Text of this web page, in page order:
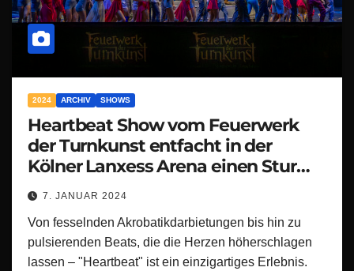
2024 ARCHIV SHOWS
Heartbeat Show vom Feuerwerk
der Turnkunst entfacht in der
Kölner Lanxess Arena einen Sturm
der Begeisterung!
7. JANUAR 2024
Von fesselnden Akrobatikdarbietungen bis hin zu
pulsierenden Beats, die die Herzen höherschlagen
lassen – "Heartbeat" ist ein einzigartiges Erlebnis.